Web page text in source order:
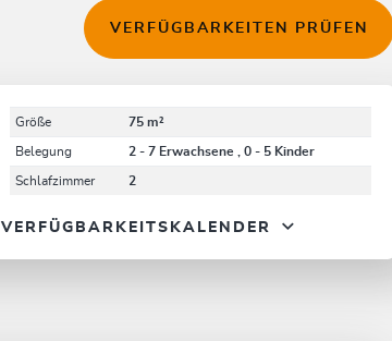
VERFÜGBARKEITEN PRÜFEN
Größe 75 m²
Belegung 2 - 7 Erwachsene , 0 - 5 Kinder
Schlafzimmer 2
VERFÜGBARKEITSKALENDER